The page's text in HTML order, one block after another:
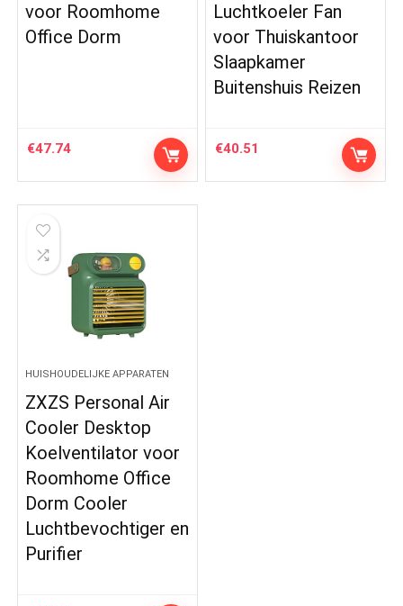
voor Roomhome
Office Dorm
€47.74
Luchtkoeler Fan
voor Thuiskantoor
Slaapkamer
Buitenshuis Reizen
€40.51
HUISHOUDELIJKE APPARATEN
ZXZS Personal Air
Cooler Desktop
Koelventilator voor
Roomhome Office
Dorm Cooler
Luchtbevochtiger en
Purifier